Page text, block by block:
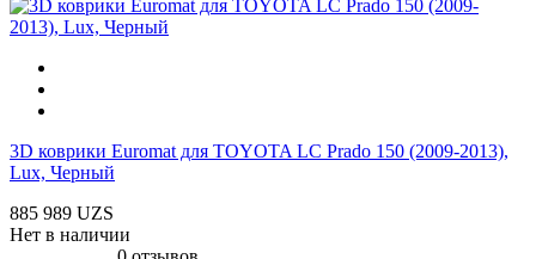
3D коврики Euromat для TOYOTA LС Prado 150 (2009-2013),
Lux, Черный
885 989 UZS
Нет в наличии